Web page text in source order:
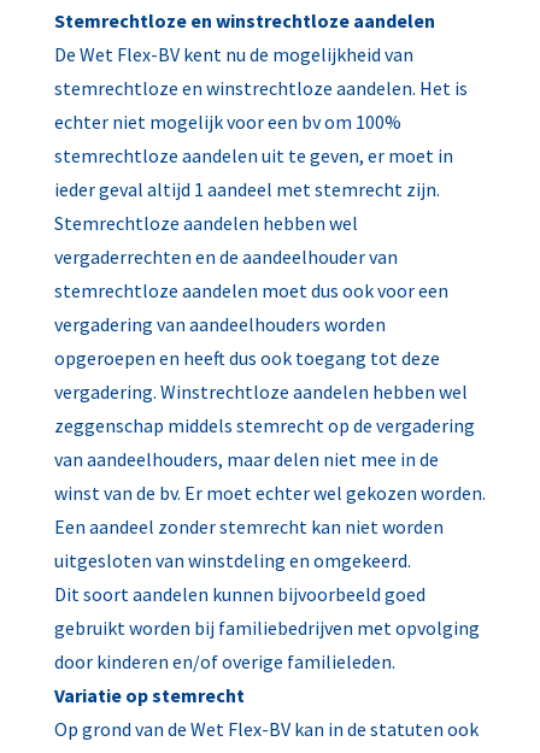
Stemrechtloze en winstrechtloze aandelen
De Wet Flex-BV kent nu de mogelijkheid van
stemrechtloze en winstrechtloze aandelen. Het is
echter niet mogelijk voor een bv om 100%
stemrechtloze aandelen uit te geven, er moet in
ieder geval altijd 1 aandeel met stemrecht zijn.
Stemrechtloze aandelen hebben wel
vergaderrechten en de aandeelhouder van
stemrechtloze aandelen moet dus ook voor een
vergadering van aandeelhouders worden
opgeroepen en heeft dus ook toegang tot deze
vergadering. Winstrechtloze aandelen hebben wel
zeggenschap middels stemrecht op de vergadering
van aandeelhouders, maar delen niet mee in de
winst van de bv. Er moet echter wel gekozen worden.
Een aandeel zonder stemrecht kan niet worden
uitgesloten van winstdeling en omgekeerd.
Dit soort aandelen kunnen bijvoorbeeld goed
gebruikt worden bij familiebedrijven met opvolging
door kinderen en/of overige familieleden.
Variatie op stemrecht
Op grond van de Wet Flex-BV kan in de statuten ook